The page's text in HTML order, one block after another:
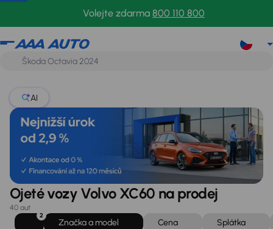
Volejte zdarma 800 110 800
Volvo
AI
Ojeté vozy Volvo XC60 na prodej
40 aut
2
Značka a model Cena
Splátka